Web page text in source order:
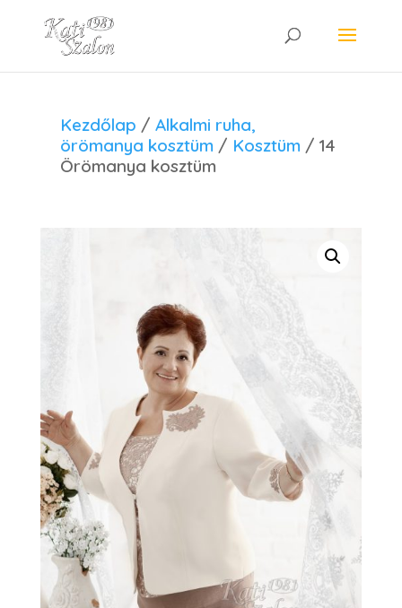
Kezdőlap /Alkalmi ruha,
örömanya kosztüm / Kosztüm / 14
Örömanya kosztüm